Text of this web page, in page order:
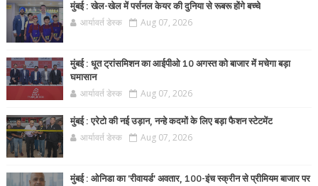
मुंबई : खेल-खेल में पर्सनल केयर की दुनिया से रूबरू होंगे बच्चे
आर्यावर्त डेस्क Aug 07, 2026
मुंबई : धूत ट्रांसमिशन का आईपीओ 10 अगस्त को बाजार में मचेगा बड़ा
घमासान
आर्यावर्त डेस्क Aug 07, 2026
मुंबई : एरेटो की नई उड़ान, नन्हे कदमों के लिए बड़ा फैशन स्टेटमेंट
आर्यावर्त डेस्क Aug 07, 2026
मुंबई : ओनिडा का 'रीवायर्ड’ अवतार, 100-इंच स्क्रीन से प्रीमियम बाजार पर